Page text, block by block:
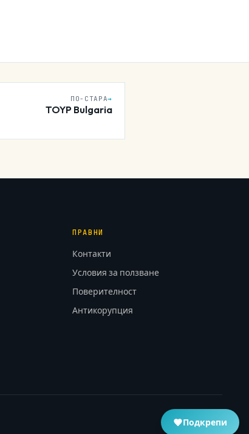
ПО-СТАРА→
TOYP Bulgaria
ПРАВНИ
Контакти
Условия за ползване
Поверителност
Антикорупция
Подкрепи